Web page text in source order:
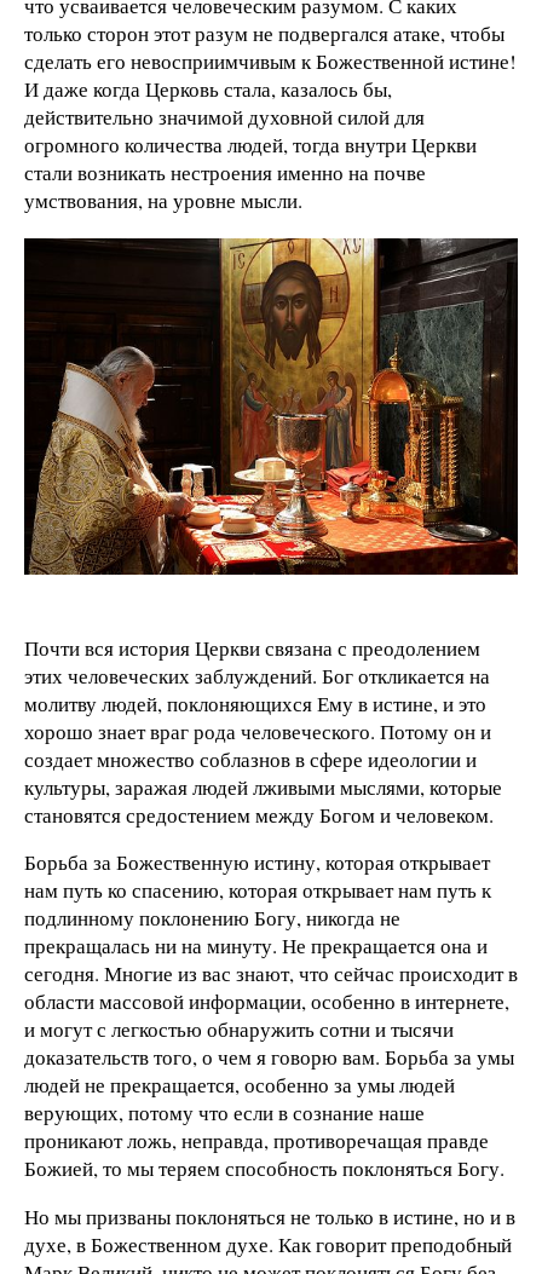
что усваивается человеческим разумом. С каких
только сторон этот разум не подвергался атаке, чтобы
сделать его невосприимчивым к Божественной истине!
И даже когда Церковь стала, казалось бы,
действительно значимой духовной силой для
огромного количества людей, тогда внутри Церкви
стали возникать нестроения именно на почве
умствования, на уровне мысли.
Почти вся история Церкви связана с преодолением
этих человеческих заблуждений. Бог откликается на
молитву людей, поклоняющихся Ему в истине, и это
хорошо знает враг рода человеческого. Потому он и
создает множество соблазнов в сфере идеологии и
культуры, заражая людей лживыми мыслями, которые
становятся средостением между Богом и человеком.
Борьба за Божественную истину, которая открывает
нам путь ко спасению, которая открывает нам путь к
подлинному поклонению Богу, никогда не
прекращалась ни на минуту. Не прекращается она и
сегодня. Многие из вас знают, что сейчас происходит в
области массовой информации, особенно в интернете,
и могут с легкостью обнаружить сотни и тысячи
доказательств того, о чем я говорю вам. Борьба за умы
людей не прекращается, особенно за умы людей
верующих, потому что если в сознание наше
проникают ложь, неправда, противоречащая правде
Божией, то мы теряем способность поклоняться Богу.
Но мы призваны поклоняться не только в истине, но и в
духе, в Божественном духе. Как говорит преподобный